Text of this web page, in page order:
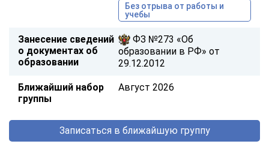
Без отрыва от работы и
учебы
Занесение сведений
о документах об
образовании
ФЗ №273 «Об
образовании в РФ» от
29.12.2012
Ближайший набор
группы
Август 2026
Записаться в ближайшую группу